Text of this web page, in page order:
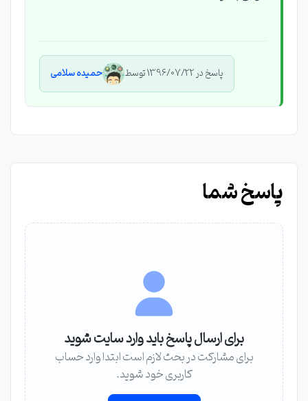
پاسخ در 1396/07/22 توسط حمیده سلامی
پاسخ شما
برای ارسال پاسخ باید وارد سایت شوید
برای مشارکت در بحث لازم است ابتدا وارد حساب
کاربری خود شوید.